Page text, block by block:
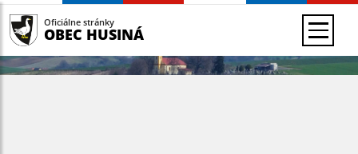
Oficiálne stránky
OBEC HUSINÁ